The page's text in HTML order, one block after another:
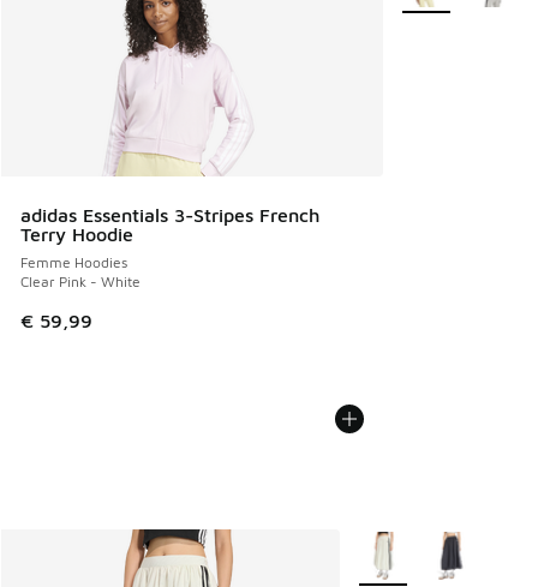
adidas Essentials 3-Stripes French
Terry Hoodie
Femme Hoodies
Clear Pink - White
€ 59,99
Plus de couleurs